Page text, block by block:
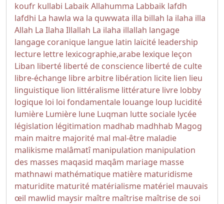
koufr kullabi Labaik Allahumma Labbaik lafdh
lafdhi La hawla wa la quwwata illa billah la ilaha illa
Allah La Ilaha Illallah La ilaha illallah langage
langage coranique langue latin laïcité leadership
lecture lettre lexicographie,arabe lexique leçon
Liban liberté liberté de conscience liberté de culte
libre-échange libre arbitre libération licite lien lieu
linguistique lion littéralisme littérature livre lobby
logique loi loi fondamentale louange loup lucidité
lumière Lumière lune Luqman lutte sociale lycée
législation légitimation madhab madhhab Magog
main maitre majorité mal mal-être maladie
malikisme malâmatî manipulation manipulation
des masses maqasid maqâm mariage masse
mathnawi mathématique matière maturidisme
maturidite maturité matérialisme matériel mauvais
œil mawlid maysir maître maîtrise maîtrise de soi